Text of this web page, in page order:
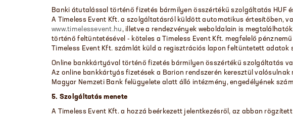
Banki átutalással történő fizetés bármilyen összértékű szolgáltatás HUF
A Timeless Event Kft. a szolgáltatásról küldött automatikus értesítőben,
www.timelessevent.hu , illetve a rendezvények weboldalain is
történő feltüntetésével - köteles a Timeless Event Kft. megfelelő
Timeless Event Kft. számlát küld a regisztrációs lapon feltüntetett adatok
Online bankkártyával történő fizetés bármilyen összértékű szolgáltatás
Az online bankkártyás fizetések a Barion rendszerén keresztül
Magyar Nemzeti Bank felügyelete alatt álló intézmény, engedélyének
5. Szolgáltatás menete
A Timeless Event Kft. a hozzá beérkezett jelentkezésről, az abban